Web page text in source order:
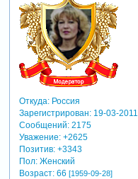
Откуда:Россия
Зарегистрирован: 19-03-2011
Сообщений:2175
Уважение: +2625
Позитив: +3343
Пол:Женский
Возраст:66 [1959-09-28]